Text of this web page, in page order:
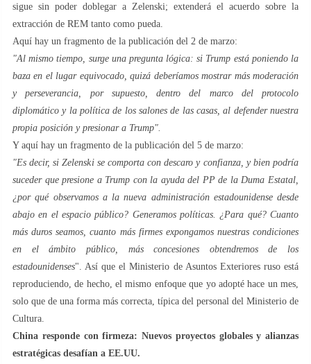
sigue sin poder doblegar a Zelenski; extenderá el acuerdo sobre la
extracción de REM tanto como pueda.
Aquí hay un fragmento de la publicación del 2 de marzo:
"Al mismo tiempo, surge una pregunta lógica: si Trump está poniendo la
baza en el lugar equivocado, quizá deberíamos mostrar más moderación
y perseverancia, por supuesto, dentro del marco del protocolo
diplomático y la política de los salones de las casas, al defender nuestra
propia posición y presionar a Trump".
Y aquí hay un fragmento de la publicación del 5 de marzo:
"Es decir, si Zelenski se comporta con descaro y confianza, y bien podría
suceder que presione a Trump con la ayuda del PP de la Duma Estatal,
¿por qué observamos a la nueva administración estadounidense desde
abajo en el espacio público? Generamos políticas. ¿Para qué? Cuanto
más duros seamos, cuanto más firmes expongamos nuestras condiciones
en el ámbito público, más concesiones obtendremos de los
estadounidenses". Así que el Ministerio de Asuntos Exteriores ruso está
reproduciendo, de hecho, el mismo enfoque que yo adopté hace un mes,
solo que de una forma más correcta, típica del personal del Ministerio de
Cultura.
China responde con firmeza: Nuevos proyectos globales y alianzas
estratégicas desafían a EE.UU.